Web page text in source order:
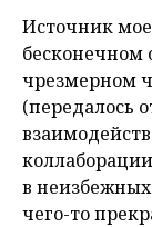
Источник
бесконечном
чрезмерном
(передалось
в неизбежных
чего-то